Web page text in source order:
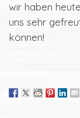
wir haben
uns sehr
können!